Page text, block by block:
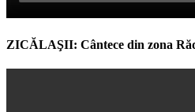
ZICĂLAŞII: Cântece din zona